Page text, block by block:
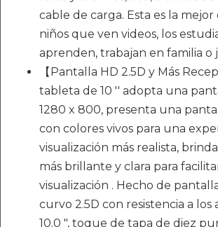
cable de carga. Esta es la mejor
niños que ven videos, los
aprenden, trabajan en familia o
【Pantalla HD 2.5D y Más
tableta de 10 '' adopta una
1280 x 800, presenta una
con colores vivos para una
visualización más realista,
más brillante y clara para
visualización . Hecho de
curvo 2.5D con resistencia a los
10.0 ", toque de tapa de diez